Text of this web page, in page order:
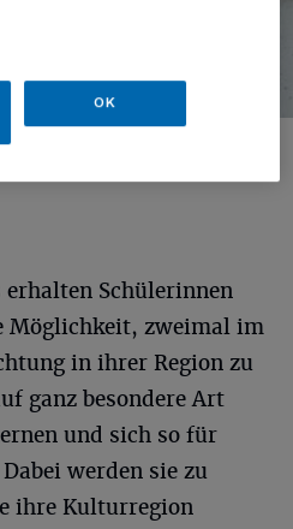
Schülerinnen
Möglichkeit, zweimal im
in ihrer Region zu
ganz besondere Art
und sich so für
werden sie zu
ihre Kulturregion
OK